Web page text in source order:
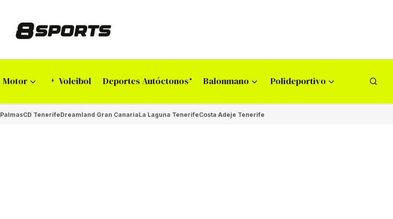
Motor Voleibol Deportes Autóctonos Balonmano Polideportivo
CD TenerifeDreamland Gran CanariaLa Laguna TenerifeCosta Adeje Tenerife